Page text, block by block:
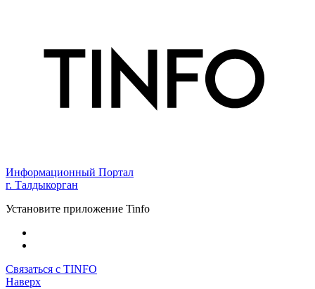
Информационный Портал
г. Талдыкорган
Установите приложение Tinfo
Связаться с TINFO
Наверх